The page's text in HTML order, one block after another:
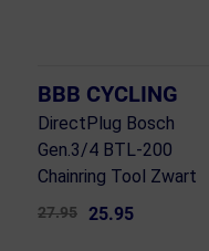
BBB CYCLING
DirectPlug Bosch
Gen.3/4 BTL-200
Chainring Tool Zwart
27.95 25.95